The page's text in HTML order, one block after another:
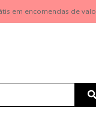
em encomendas de